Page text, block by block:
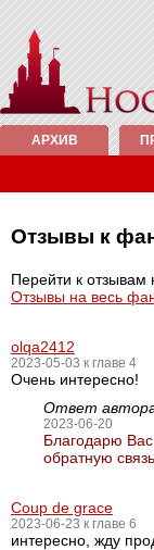
АРХИВ
Отзывы к
Перейти к отзывам
Отзывы на весь
olqa2412
2023-05-03 к главе 4
Очень интересно!
Ответ
2023-06-20
Благодарю Вас
обратную
Coup de grace
2023-06-23 к главе 6
интересно, жду